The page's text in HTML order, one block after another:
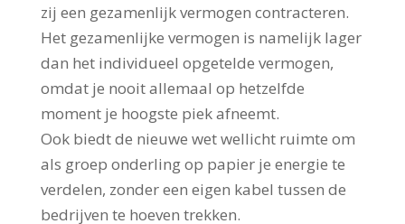
zij een gezamenlijk vermogen contracteren.
Het gezamenlijke vermogen is namelijk lager
dan het individueel opgetelde vermogen,
omdat je nooit allemaal op hetzelfde
moment je hoogste piek afneemt.
Ook biedt de nieuwe wet wellicht ruimte om
als groep onderling op papier je energie te
verdelen, zonder een eigen kabel tussen de
bedrijven te hoeven trekken.